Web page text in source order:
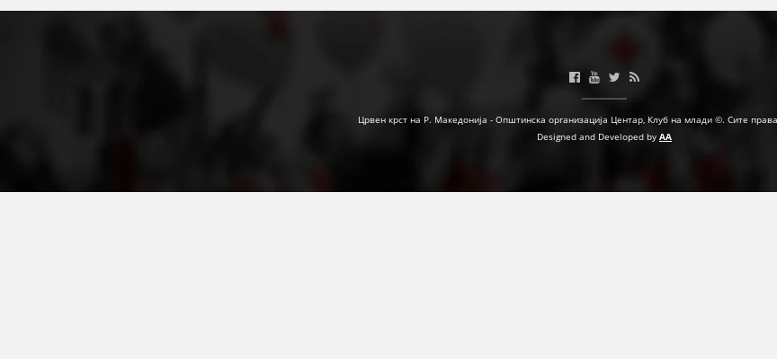
Црвен крст на Р. Македонија - Општинска организација Центар, Клуб на млади ©. Сите
Designed and Developed by AA